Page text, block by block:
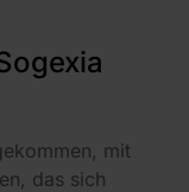
mit
das sich